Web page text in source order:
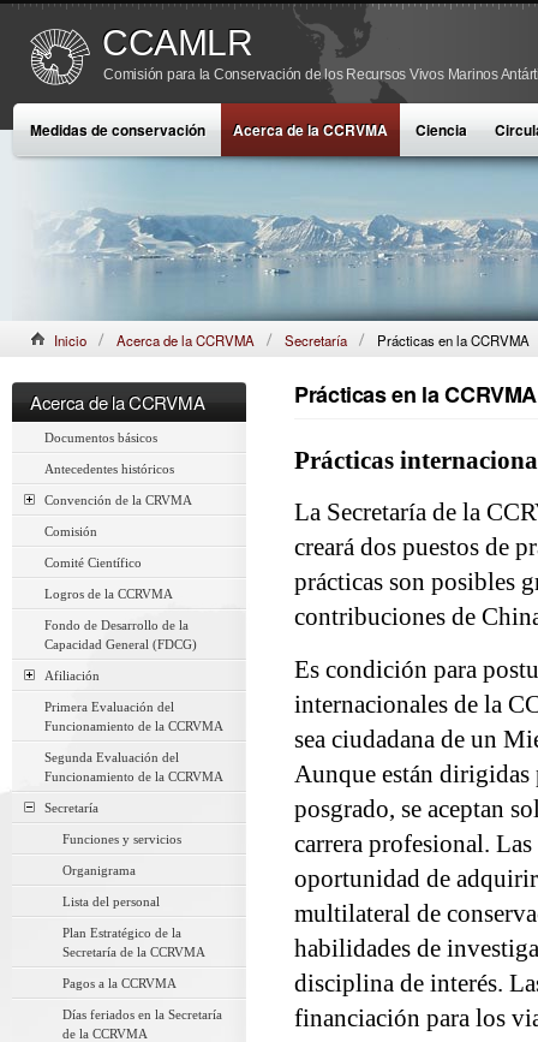
CCAMLR
Comisión para la Conservación de los Recursos Vivos Marinos
Medidas de conservación Acerca de la CCRVMA Ciencia
Inicio Acerca de la CCRVMA Secretaría Prácticas en la CCRVMA
Acerca de la CCRVMA
Documentos básicos
Antecedentes históricos
Convención de la CRVMA
Comisión
Comité Científico
Logros de la CCRVMA
Fondo de Desarrollo de la
Capacidad General (FDCG)
Afiliación
Primera Evaluación del
Funcionamiento de la CCRVMA
Segunda Evaluación del
Funcionamiento de la CCRVMA
Secretaría
Funciones y servicios
Organigrama
Lista del personal
Plan Estratégico de la
Secretaría de la CCRVMA
Pagos a la CCRVMA
Días feriados en la Secretaría
de la CCRVMA
Prácticas en la CCRVMA
Prácticas
La Secretaría de la
creará dos puestos de
prácticas son posibles
contribuciones de
Es condición para
internacionales de la
sea ciudadana de un
Aunque están
posgrado, se aceptan
carrera profesional.
oportunidad de
multilateral de
habilidades de
disciplina de interés.
financiación para los